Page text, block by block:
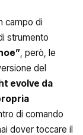
campo di
strumento
, però, le
del
evolve da
di comando
dover toccare il